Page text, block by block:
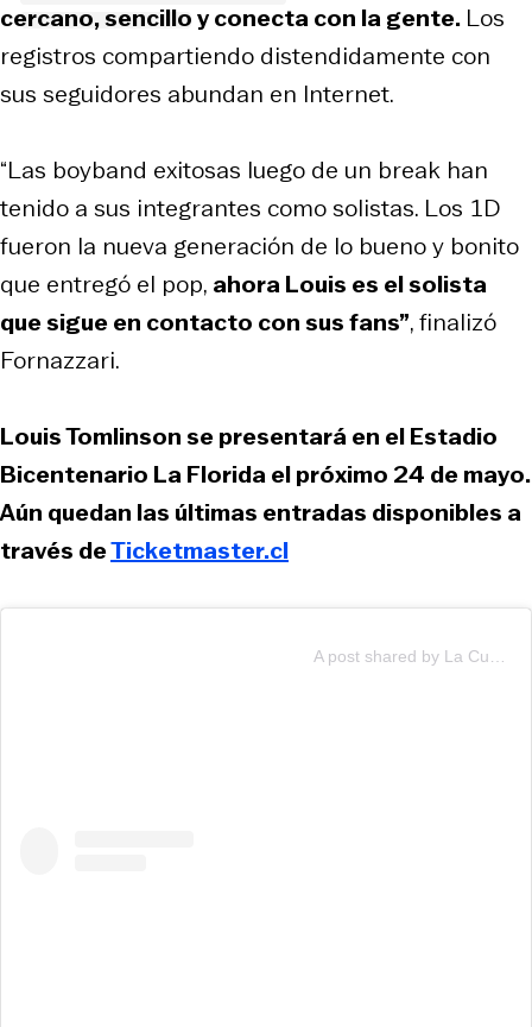
cercano, sencillo y conecta con la gente. Los
registros compartiendo distendidamente con
sus seguidores abundan en Internet.
“Las boyband exitosas luego de un break han
tenido a sus integrantes como solistas. Los 1D
fueron la nueva generación de lo bueno y bonito
que entregó el pop, ahora Louis es el solista
que sigue en contacto con sus fans”, finalizó
Fornazzari.
Louis Tomlinson se presentará en el Estadio
Bicentenario La Florida el próximo 24 de mayo.
Aún quedan las últimas entradas disponibles a
través deTicketmaster.cl